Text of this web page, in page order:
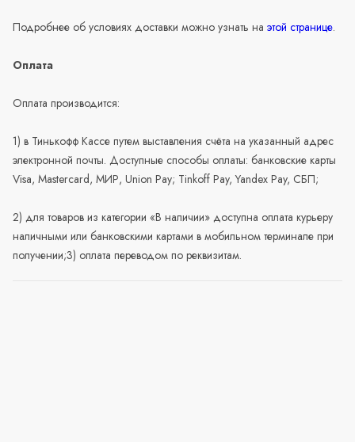
Подробнее об условиях доставки можно узнать на этой странице.
Оплата
Оплата производится:
1) в Тинькофф Кассе путем выставления счёта на указанный адрес
электронной почты. Доступные способы оплаты: банковские карты
Visa, Mastercard, МИР, Union Pay; Tinkoff Pay, Yandex Pay, СБП;
2) для товаров из категории «В наличии» доступна оплата курьеру
наличными или банковскими картами в мобильном терминале при
получении;3) оплата переводом по реквизитам.